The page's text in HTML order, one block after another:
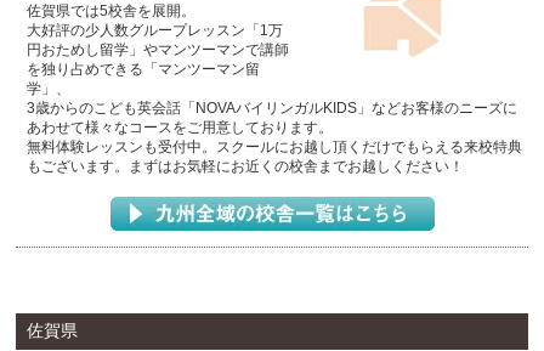
佐賀県では5校舎を展開。
大好評の少人数グループレッスン「1万
円おためし留学」やマンツーマンで講師
を独り占めできる「マンツーマン留
学」、
3歳からのこども英会話「NOVAバイリンガルKIDS」などお客様のニーズに
あわせて様々なコースをご用意しております。
無料体験レッスンも受付中。スクールにお越し頂くだけでもらえる来校特典
もございます。まずはお気軽にお近くの校舎までお越しください！
佐賀県